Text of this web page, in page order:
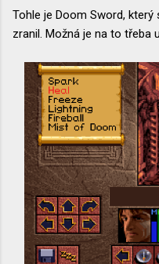
Tohle je Doom Sword,
zranil. Možná je na to třeba